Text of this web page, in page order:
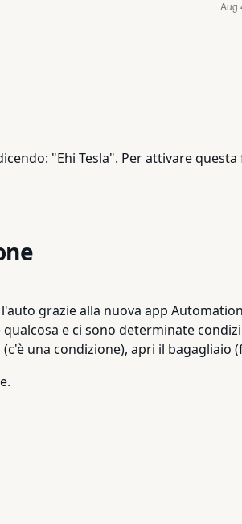
"Ehi Tesla". Per attivare
grazie alla nuova app
e ci sono determinate
(c'è una condizione), apri il